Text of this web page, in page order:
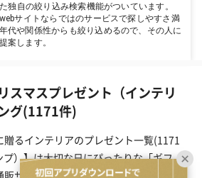
独自の絞り込み検索機能がついています。
サイトならではのサービスで探しやすさ満
代や関係性からも絞り込めるので、その人に
案します。
スマスプレゼント（インテリ
グ(1171件)
るインテリアのプレゼント一覧(1171
）】は大切な日にぴったりな「ギフ
サイトです。こだわりの商品をこだわ